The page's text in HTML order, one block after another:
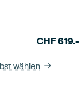
CHF619.-
wählen